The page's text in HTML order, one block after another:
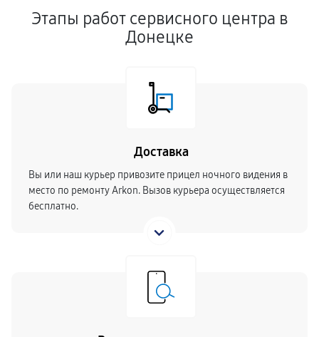
Этапы работ сервисного центра в
Донецке
Доставка
Вы или наш курьер привозите прицел ночного видения в
место по ремонту Arkon. Вызов курьера осуществляется
бесплатно.